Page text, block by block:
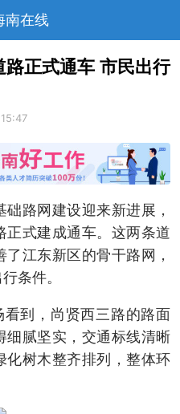
南在线
儿
正式通车 市民出行
路网建设迎来新进展，
正式建成通车。这两条道
江东新区的骨干路网，
条件。
到，尚贤西三路的路面
细腻坚实，交通标线清晰
化树木整齐排列，整体环